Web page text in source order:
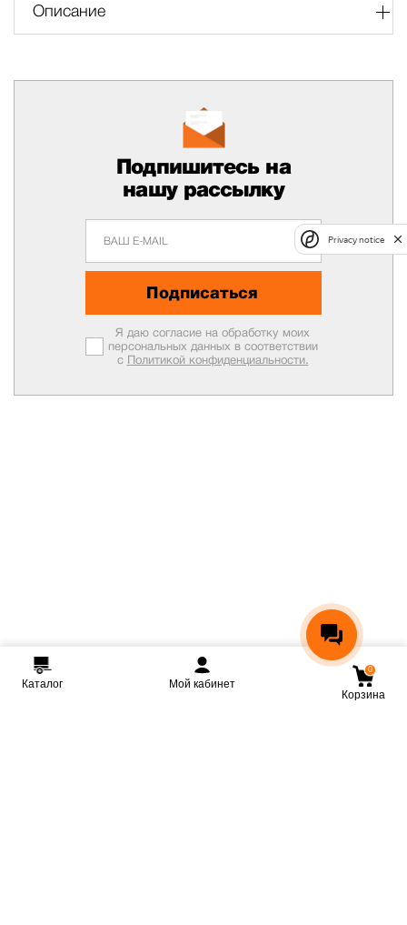
Описание
Подпишитесь на
нашу рассылку
Подписаться
Я даю согласие на обработку моих
персональных данных в соответствии
с Политикой конфиденциальности.
Каталог Мой кабинет
0
Корзина
Privacy notice